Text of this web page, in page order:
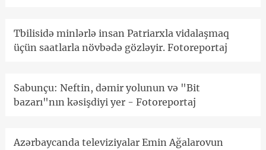
Tbilisidə minlərlə insan Patriarxla vidalaşmaq
üçün saatlarla növbədə gözləyir. Fotoreportaj
Sabunçu: Neftin, dəmir yolunun və "Bit
bazarı"nın kəsişdiyi yer - Fotoreportaj
Azərbaycanda televiziyalar Emin Ağalarovun